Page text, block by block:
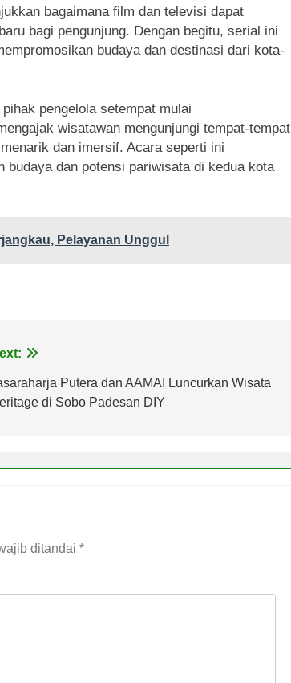
bagaimana film dan televisi dapat
bagi pengunjung. Dengan begitu, serial ini
budaya dan destinasi dari kota-
pengelola setempat mulai
wisatawan mengunjungi tempat-tempat
dan imersif. Acara seperti ini
budaya dan potensi pariwisata di kedua kota
Pelayanan Unggul
Putera dan AAMAI Luncurkan Wisata
di Sobo Padesan DIY
ditandai *